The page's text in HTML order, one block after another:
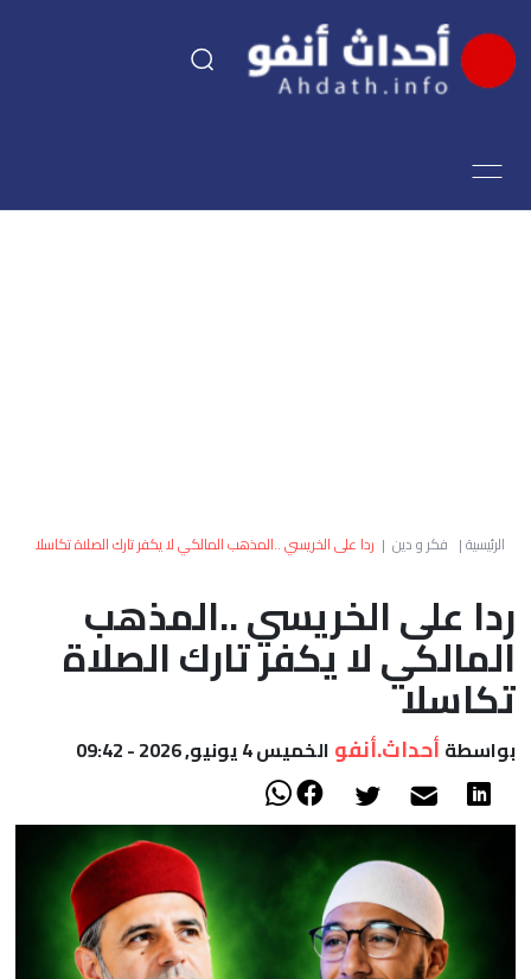
اقتصاد
العالم
أعمدة
الصحراء
الرئيسية| فكر و دين | ردا على الخريسي ..المذهب المالكي لا يكفر تارك الصلاة تكاسلا
ردا على الخريسي ..المذهب
المالكي لا يكفر تارك الصلاة
تكاسلا
بواسطة أحداث.أنفو الخميس 4 يونيو, 2026 - 09:42